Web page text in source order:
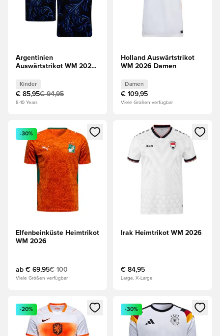
Argentinien
Auswärtstrikot WM 2026
Kinder
€ 85,95€ 94,95
8-10 Years
Holland Auswärtstrikot
WM 2026 Damen
Damen
€ 109,95
Viele Größen verfügbar
Öffnet ein Fenster zum Anmelden oder Registrieren als
-30%
Elfenbeinküste Heimtrikot
WM 2026
ab € 69,95€ 100
Viele Größen verfügbar
Öffnet ein Fenster zum
Irak Heimtrikot WM 2026
€ 84,95
Large, X-Large
Öffnet ein Fenster zum Anmelden oder Registrieren als
-20%
Öffnet ein Fenster zum
-30%